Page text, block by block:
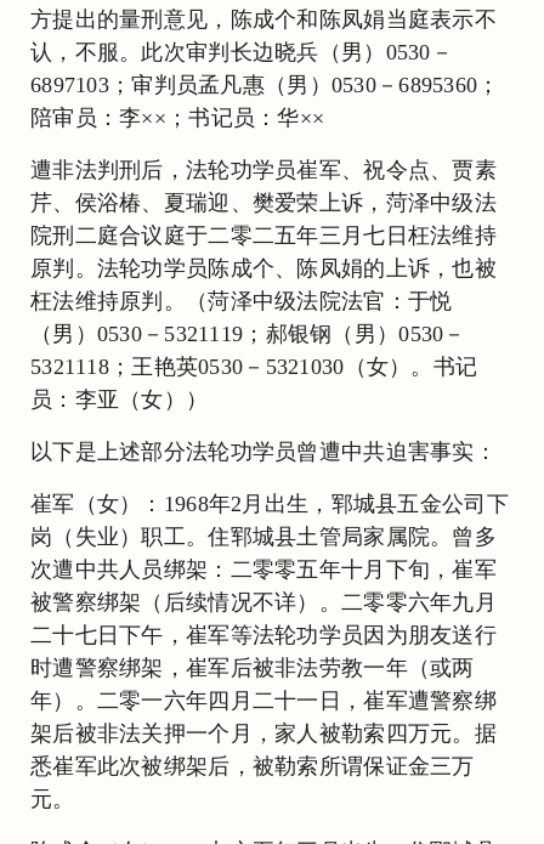
方提出的量刑意见，陈成个和陈凤娟当庭表示不
认，不服。此次审判长边晓兵（男）0530－
6897103；审判员孟凡惠（男）0530－6895360；
陪审员：李××；书记员：华××
遭非法判刑后，法轮功学员崔军、祝令点、贾素
芹、侯浴椿、夏瑞迎、樊爱荣上诉，菏泽中级法
院刑二庭合议庭于二零二五年三月七日枉法维持
原判。法轮功学员陈成个、陈凤娟的上诉，也被
枉法维持原判。（菏泽中级法院法官：于悦
（男）0530－5321119；郝银钢（男）0530－
5321118；王艳英0530－5321030（女）。书记
员：李亚（女））
以下是上述部分法轮功学员曾遭中共迫害事实：
崔军（女）：1968年2月出生，郓城县五金公司下
岗（失业）职工。住郓城县土管局家属院。曾多
次遭中共人员绑架：二零零五年十月下旬，崔军
被警察绑架（后续情况不详）。二零零六年九月
二十七日下午，崔军等法轮功学员因为朋友送行
时遭警察绑架，崔军后被非法劳教一年（或两
年）。二零一六年四月二十一日，崔军遭警察绑
架后被非法关押一个月，家人被勒索四万元。据
悉崔军此次被绑架后，被勒索所谓保证金三万
元。